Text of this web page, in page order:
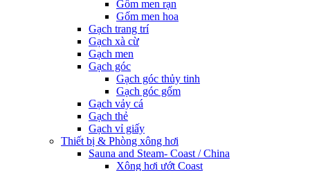
Gốm men rạn
Gốm men hoa
Gạch trang trí
Gạch xà cừ
Gạch men
Gạch góc
Gạch góc thủy tinh
Gạch góc gốm
Gạch vảy cá
Gạch thẻ
Gạch vỉ giấy
Thiết bị & Phòng xông hơi
Sauna and Steam- Coast / China
Xông hơi ướt Coast